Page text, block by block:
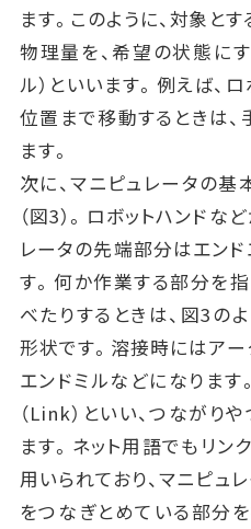
ます。このように、対象と
物理量を、希望の状態に
ル）といいます。例えば、
位置まで移動するときは
ます。
次に、マニピュレータの
（図3）。ロボットハンド
レータの先端部分はエンド
す。何か作業する部分を
べたりするときは、図3の
形状です。溶接時にはア
エンドミルなどになりま
（Link）といい、つながり
ます。ネット用語でもリン
用いられており、マニピュ
をつなぎとめている部分